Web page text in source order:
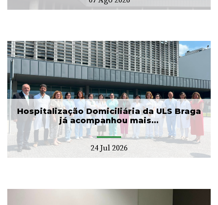
Hospitalização Domiciliária da ULS Braga
já acompanhou mais...
24 Jul 2026